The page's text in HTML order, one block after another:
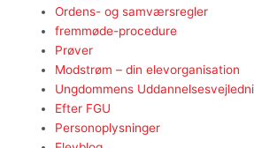
Ordens- og samværsregler
fremmøde-procedure
Prøver
Modstrøm – din elevorganisation
Ungdommens
Efter FGU
Personoplysninger